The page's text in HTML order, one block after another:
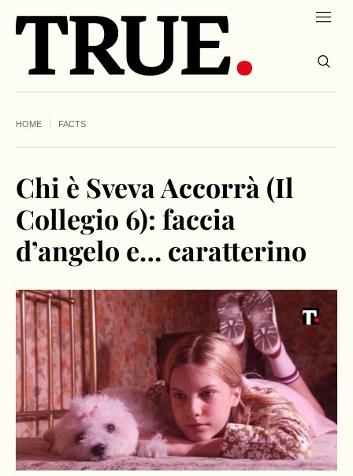
HOME FACTS
Chi è Sveva Accorrà (Il
Collegio 6): faccia
d’angelo e… caratterino